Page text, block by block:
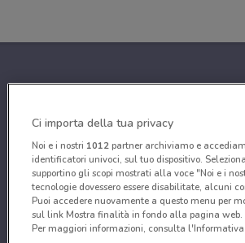
Ci importa della tua privacy
Noi e i nostri 1012partner archiviamo e
identificatori univoci, sul tuo dispositivo.
supportino gli scopi mostrati alla voce "Noi e i
tecnologie dovessero essere disabilitate, alcuni
Puoi accedere nuovamente a questo menu per
sul link Mostra finalità in fondo alla pagina web.
Per maggiori informazioni, consulta